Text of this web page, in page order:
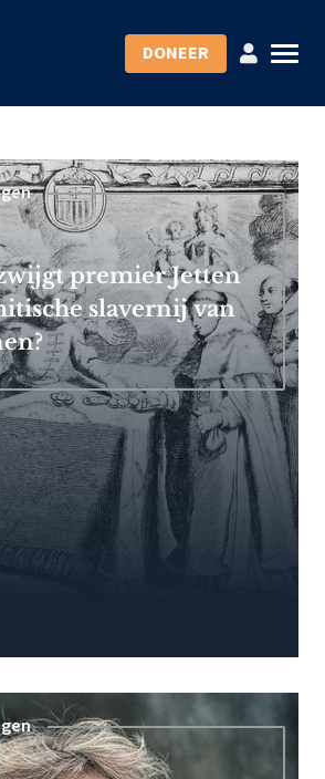
DONEER
premier Jetten
slavernij van